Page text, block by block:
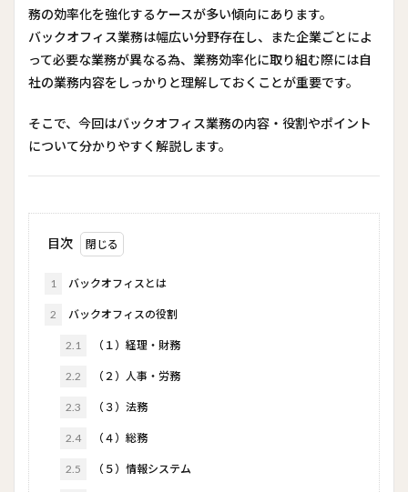
務の効率化を強化するケースが多い傾向にあります。
バックオフィス業務は幅広い分野存在し、また企業ごとによ
って必要な業務が異なる為、業務効率化に取り組む際には自
社の業務内容をしっかりと理解しておくことが重要です。
そこで、今回はバックオフィス業務の内容・役割やポイント
について分かりやすく解説します。
目次
1 バックオフィスとは
2 バックオフィスの役割
2.1 （１）経理・財務
2.2 （２）人事・労務
2.3 （３）法務
2.4 （４）総務
2.5 （５）情報システム